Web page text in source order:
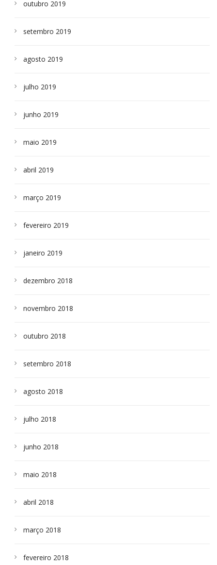
outubro 2019
setembro 2019
agosto 2019
julho 2019
junho 2019
maio 2019
abril 2019
março 2019
fevereiro 2019
janeiro 2019
dezembro 2018
novembro 2018
outubro 2018
setembro 2018
agosto 2018
julho 2018
junho 2018
maio 2018
abril 2018
março 2018
fevereiro 2018